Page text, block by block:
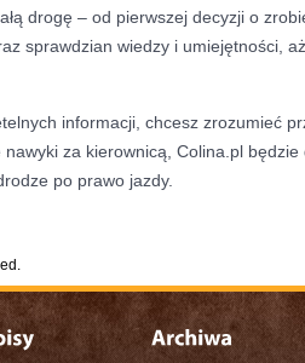
drogę – od pierwszej decyzji o
sprawdzian wiedzy i umiejętności,
informacji, chcesz zrozumieć
nawyki za kierownicą, Colina.pl
po prawo jazdy.